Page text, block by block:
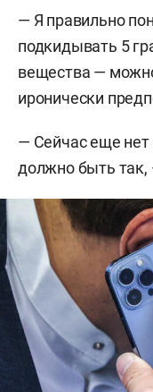
— Я правильно
подкидывать 5
вещества —
иронически
— Сейчас еще нет
должно быть